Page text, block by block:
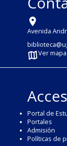
Avenida
Ver mapa
Portal de
Portales
Admisión
Políticas de